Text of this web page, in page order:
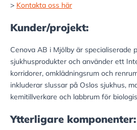
> Kontakta oss här
Kunder/projekt:
Cenova AB i Mjölby är specialiserade
sjukhusprodukter och använder ett
korridorer, omklädningsrum och
inkluderar slussar på Oslos sjukhus,
kemitillverkare och labbrum för
Ytterligare komponenter: